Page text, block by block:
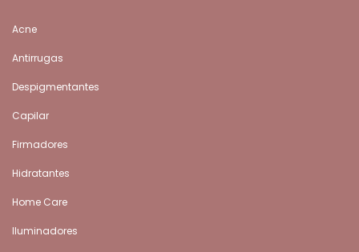
Acne
Antirrugas
Despigmentantes
Capilar
Firmadores
Hidratantes
Home Care
Iluminadores